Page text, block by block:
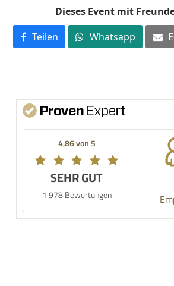
Dieses Event mit
Teilen
Whatsapp
4,86 von 5
SEHR GUT
1.978 Bewertungen